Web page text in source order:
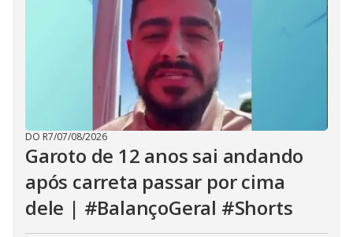
DO R7/07/08/2026
Garoto de 12 anos sai andando
após carreta passar por cima
dele | #BalançoGeral #Shorts